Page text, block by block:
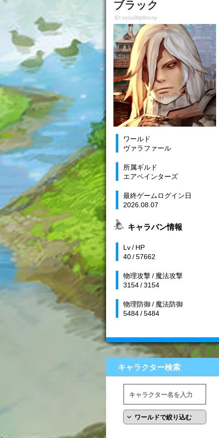
ブラック
ID: xysu38p8ncny
ワールド
ヴァラファール
所属ギルド
エアペインターズ
最終ゲームログイン日
2026.08.07
キャラバン情報
Lv / HP
40 / 57662
物理攻撃 / 魔法攻撃
3154 / 3154
物理防御 / 魔法防御
5484 / 5484
キャラクター検索